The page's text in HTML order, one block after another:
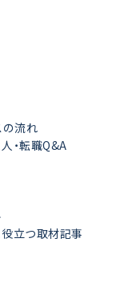
流れ
・転職Q&A
立つ取材記事